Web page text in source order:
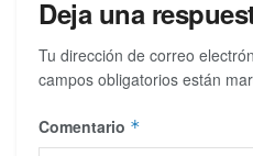
Deja una
Tu dirección de correo
campos obligatorios están
Comentario *